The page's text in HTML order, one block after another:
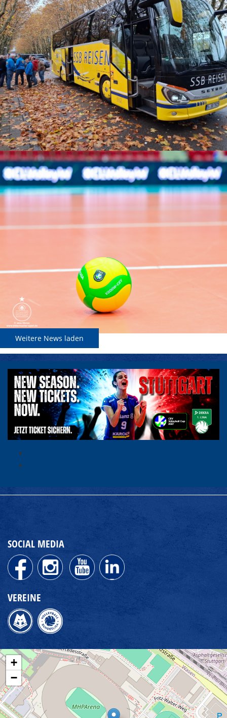
Weitere News laden
SOCIAL MEDIA
VEREINE
+
−